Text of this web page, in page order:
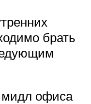
брать
мидл офиса